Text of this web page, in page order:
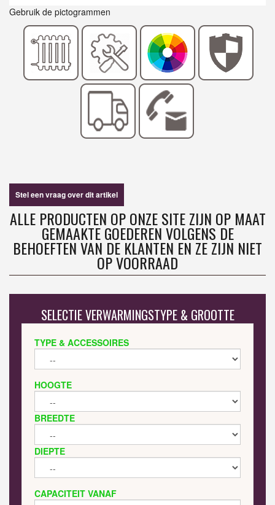
Gebruik de pictogrammen
Stel een vraag over dit artikel
ALLE PRODUCTEN OP ONZE SITE ZIJN OP MAAT
GEMAAKTE GOEDEREN VOLGENS DE
BEHOEFTEN VAN DE KLANTEN EN ZE ZIJN NIET
OP VOORRAAD
SELECTIE VERWARMINGSTYPE & GROOTTE
TYPE & ACCESSOIRES
HOOGTE
BREEDTE
DIEPTE
CAPACITEIT VANAF